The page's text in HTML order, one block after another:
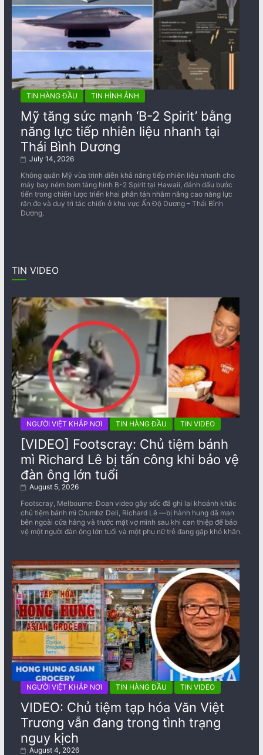
TIN HÀNG ĐẦU TIN HÌNH ẢNH
Mỹ tăng sức mạnh ‘B-2 Spirit’ bằng
năng lực tiếp nhiên liệu nhanh tại
Thái Bình Dương
July 14, 2026
Không quân Mỹ vừa trình diễn khả năng tiếp nhiên liệu nhanh cho
máy bay ném bom tàng hình B-2 Spirit tại Hawaii, đánh dấu bước
tiến trong chiến lược triển khai phân tán nhằm nâng cao năng lực
răn đe và duy trì tác chiến ở khu vực Ấn Độ Dương – Thái Bình
Dương.
TIN VIDEO
NGƯỜI VIỆT KHẮP NƠI TIN HÀNG ĐẦU TIN VIDEO
[VIDEO] Footscray: Chủ tiệm bánh
mì Richard Lê bị tấn công khi bảo vệ
đàn ông lớn tuổi
August 5, 2026
Footscray, Melbourne: Đoạn video gây sốc đã ghi lại khoảnh khắc
chủ tiệm bánh mì Crumbz Deli, Richard Lê —bị hành hung dã man
bên ngoài cửa hàng và trước mặt vợ mình sau khi can thiệp để bảo
vệ một người đàn ông lớn tuổi và một phụ nữ trẻ đang gặp khó khăn.
NGƯỜI VIỆT KHẮP NƠI TIN HÀNG ĐẦU TIN VIDEO
VIDEO: Chủ tiệm tạp hóa Văn Việt
Trương vẫn đang trong tình trạng
nguy kịch
August 4, 2026